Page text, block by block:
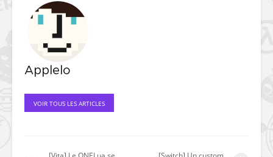
Applelo
VOIR TOUS LES ARTICLES